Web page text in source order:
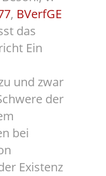
, BVerfGE
das
Ein
und zwar
der
bei
Existenz